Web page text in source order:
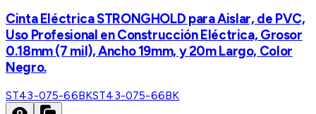
Cinta Eléctrica STRONGHOLD para Aislar, de PVC,
Uso Profesional en Construcción Eléctrica, Grosor
0.18mm (7 mil), Ancho 19mm, y 20m Largo, Color
Negro.
ST43-075-66BKST43-075-66BK